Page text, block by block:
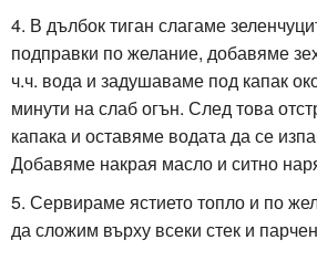
4. В дълбок тиган слагаме
подправки по желание, добавяме
ч.ч. вода и задушаваме под капак
минути на слаб огън. След това
капака и оставяме водата да се
Добавяме накрая масло и ситно
5. Сервираме ястието топло и по
да сложим върху всеки стек и